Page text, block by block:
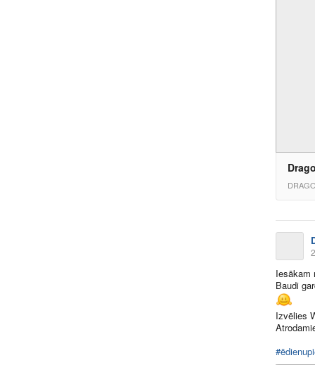
Iesākam
Baudi
Izvēlies